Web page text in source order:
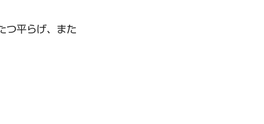
つ平らげ、また